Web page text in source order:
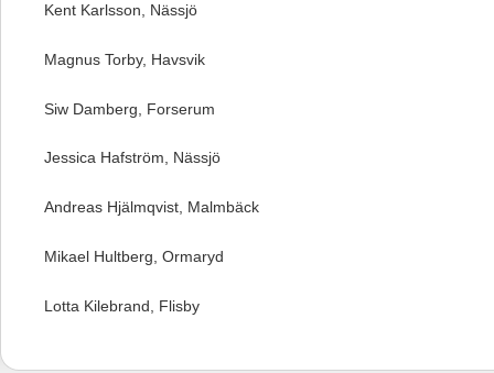
Kent Karlsson, Nässjö
Magnus Torby, Havsvik
Siw Damberg, Forserum
Jessica Hafström, Nässjö
Andreas Hjälmqvist, Malmbäck
Mikael Hultberg, Ormaryd
Lotta Kilebrand, Flisby